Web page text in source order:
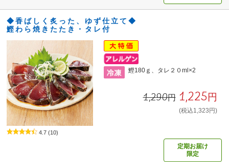
◆香ばしく炙った、ゆず仕立て◆
鰹わら焼きたたき・タレ付
鰹180ｇ、タレ２０ml×2
1,290円 1,225円
(税込1,323円)
4.7 (10)
定期お届け
限定